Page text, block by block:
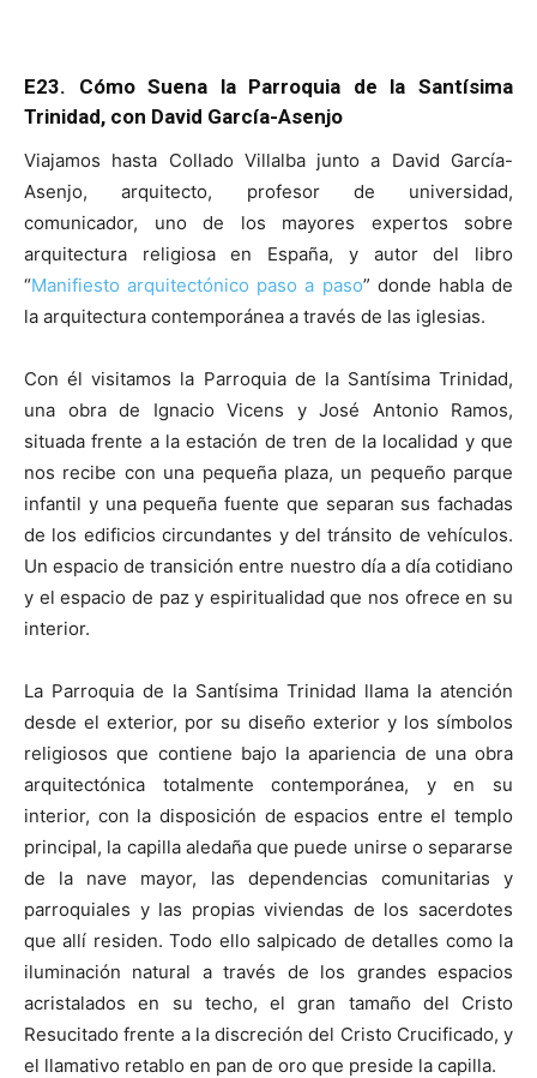
E23. Cómo Suena la Parroquia de la Santísima
Trinidad, con David García-Asenjo
Viajamos hasta Collado Villalba junto a David García-
Asenjo, arquitecto, profesor de universidad,
comunicador, uno de los mayores expertos sobre
arquitectura religiosa en España, y autor del libro
“Manifiesto arquitectónico paso a paso” donde habla de
la arquitectura contemporánea a través de las iglesias.
Con él visitamos la Parroquia de la Santísima Trinidad,
una obra de Ignacio Vicens y José Antonio Ramos,
situada frente a la estación de tren de la localidad y que
nos recibe con una pequeña plaza, un pequeño parque
infantil y una pequeña fuente que separan sus fachadas
de los edificios circundantes y del tránsito de vehículos.
Un espacio de transición entre nuestro día a día cotidiano
y el espacio de paz y espiritualidad que nos ofrece en su
interior.
La Parroquia de la Santísima Trinidad llama la atención
desde el exterior, por su diseño exterior y los símbolos
religiosos que contiene bajo la apariencia de una obra
arquitectónica totalmente contemporánea, y en su
interior, con la disposición de espacios entre el templo
principal, la capilla aledaña que puede unirse o separarse
de la nave mayor, las dependencias comunitarias y
parroquiales y las propias viviendas de los sacerdotes
que allí residen. Todo ello salpicado de detalles como la
iluminación natural a través de los grandes espacios
acristalados en su techo, el gran tamaño del Cristo
Resucitado frente a la discreción del Cristo Crucificado, y
el llamativo retablo en pan de oro que preside la capilla.